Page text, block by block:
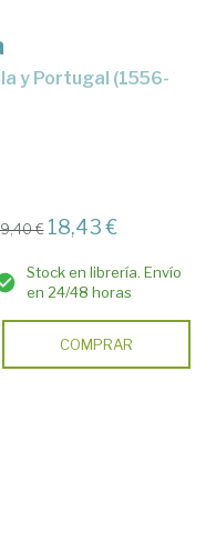
€ 18,43 €
Stock en librería. Envío
en 24/48 horas
COMPRAR